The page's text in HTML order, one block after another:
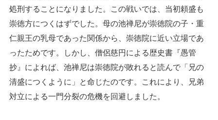
処刑することになりました。この戦いでは、当初頼盛も
崇徳方につくはずでした。母の池禅尼が崇徳院の子・重
仁親王の乳母であった関係から、崇徳院に近い立場であ
ったためです。しかし、僧侶慈円による歴史書『愚管
抄』によれば、池禅尼は崇徳院が敗れると読んで「兄の
清盛につくように」と命じたのです。これにより、兄弟
対立による一門分裂の危機を回避しました。